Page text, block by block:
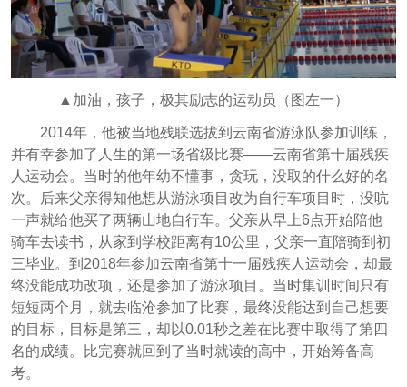
▲加油，孩子，极其励志的运动员（图左一）
2014年，他被当地残联选拔到云南省游泳队参加训练，
并有幸参加了人生的第一场省级比赛——云南省第十届残疾
人运动会。当时的他年幼不懂事，贪玩，没取的什么好的名
次。后来父亲得知他想从游泳项目改为自行车项目时，没吭
一声就给他买了两辆山地自行车。父亲从早上6点开始陪他
骑车去读书，从家到学校距离有10公里，父亲一直陪骑到初
三毕业。到2018年参加云南省第十一届残疾人运动会，却最
终没能成功改项，还是参加了游泳项目。当时集训时间只有
短短两个月，就去临沧参加了比赛，最终没能达到自己想要
的目标，目标是第三，却以0.01秒之差在比赛中取得了第四
名的成绩。比完赛就回到了当时就读的高中，开始筹备高
考。